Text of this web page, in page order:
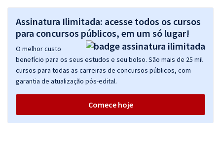
Assinatura Ilimitada: acesse todos os cursos
para concursos públicos, em um só lugar!
O melhor custo
benefício para os seus estudos e seu bolso. São mais de 25 mil
cursos para todas as carreiras de concursos públicos, com
garantia de atualização pós-edital.
Comece hoje